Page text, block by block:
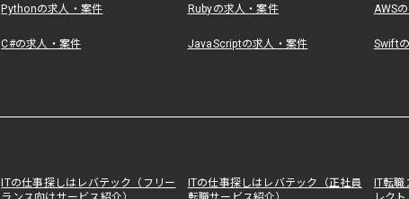
Pythonの求人・案件 Rubyの求人・案件 AWS
C#の求人・案件 JavaScriptの求人・案件 Swift
ITの仕事探しはレバテック（フリー
ITの仕事探しはレバテック（正社員
IT転